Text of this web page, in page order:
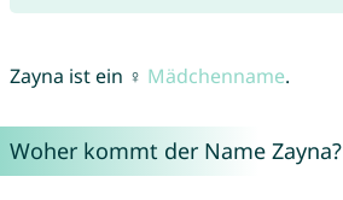
Zayna ist ein ♀ Mädchenname.
Woher kommt der Name Zayna?